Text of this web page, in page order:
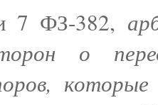
7 ФЗ-382,
о